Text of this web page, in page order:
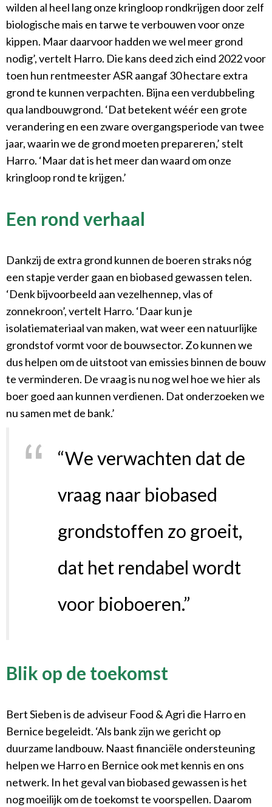
wilden al heel lang onze kringloop rondkrijgen door zelf
biologische mais en tarwe te verbouwen voor onze
kippen. Maar daarvoor hadden we wel meer grond
nodig’, vertelt Harro. Die kans deed zich eind 2022 voor
toen hun rentmeester ASR aangaf 30 hectare extra
grond te kunnen verpachten. Bijna een verdubbeling
qua landbouwgrond. ‘Dat betekent wéér een grote
verandering en een zware overgangsperiode van twee
jaar, waarin we de grond moeten prepareren,’ stelt
Harro. ‘Maar dat is het meer dan waard om onze
kringloop rond te krijgen.’
Een rond verhaal
Dankzij de extra grond kunnen de boeren straks nóg
een stapje verder gaan en biobased gewassen telen.
‘Denk bijvoorbeeld aan vezelhennep, vlas of
zonnekroon’, vertelt Harro. ‘Daar kun je
isolatiemateriaal van maken, wat weer een natuurlijke
grondstof vormt voor de bouwsector. Zo kunnen we
dus helpen om de uitstoot van emissies binnen de bouw
te verminderen. De vraag is nu nog wel hoe we hier als
boer goed aan kunnen verdienen. Dat onderzoeken we
nu samen met de bank.’
“We verwachten dat de
vraag naar biobased
grondstoffen zo groeit,
dat het rendabel wordt
voor bioboeren.”
Blik op de toekomst
Bert Sieben is de adviseur Food & Agri die Harro en
Bernice begeleidt. ‘Als bank zijn we gericht op
duurzame landbouw. Naast financiële ondersteuning
helpen we Harro en Bernice ook met kennis en ons
netwerk. In het geval van biobased gewassen is het
nog moeilijk om de toekomst te voorspellen. Daarom